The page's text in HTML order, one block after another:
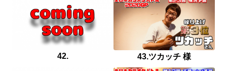
42. 43.ツカッチ 様